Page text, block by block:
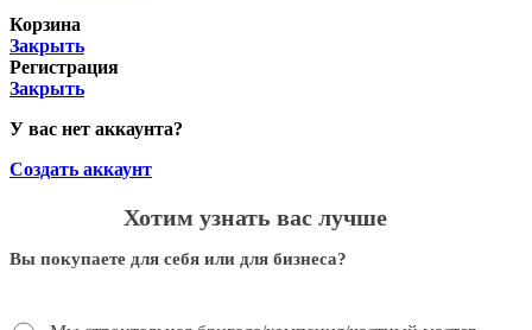
Корзина
Закрыть
Регистрация
Закрыть
У вас нет аккаунта?
Создать аккаунт
Хотим узнать вас лучше
Вы покупаете для себя или для бизнеса?